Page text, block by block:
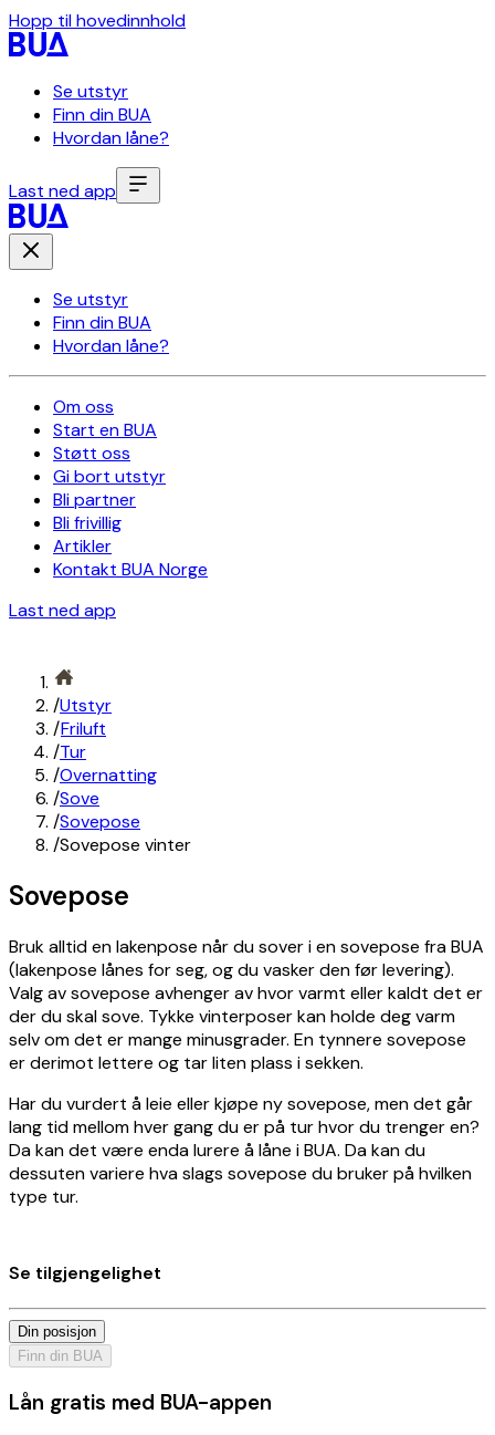
Hopp til hovedinnhold
Se utstyr
Finn din BUA
Hvordan låne?
Last ned app
Se utstyr
Finn din BUA
Hvordan låne?
Om oss
Start en BUA
Støtt oss
Gi bort utstyr
Bli partner
Bli frivillig
Artikler
Kontakt BUA Norge
Last ned app
/Utstyr
/Friluft
/Tur
/Overnatting
/Sove
/Sovepose
/Sovepose vinter
Sovepose
Bruk alltid en lakenpose når du sover i en sovepose fra BUA
(lakenpose lånes for seg, og du vasker den før levering).
Valg av sovepose avhenger av hvor varmt eller kaldt det er
der du skal sove. Tykke vinterposer kan holde deg varm
selv om det er mange minusgrader. En tynnere sovepose
er derimot lettere og tar liten plass i sekken.
Har du vurdert å leie eller kjøpe ny sovepose, men det går
lang tid mellom hver gang du er på tur hvor du trenger en?
Da kan det være enda lurere å låne i BUA. Da kan du
dessuten variere hva slags sovepose du bruker på hvilken
type tur.
Se tilgjengelighet
Din posisjon
Finn din BUA
Lån gratis med BUA-appen